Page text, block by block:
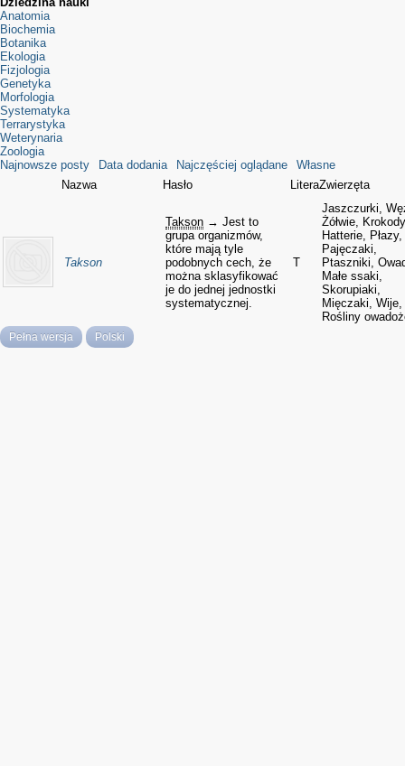
Anatomia
Biochemia
Botanika
Ekologia
Fizjologia
Genetyka
Morfologia
Systematyka
Terrarystyka
Weterynaria
Zoologia
Najnowsze posty
Data dodania Najczęściej oglądane
Własne
Nazwa
Hasło LiteraZwierzęta
Takson
Takson → Jest to
grupa organizmów,
które mają tyle
podobnych cech, że
można sklasyfikować
je do jednej jednostki
systematycznej.
T
Jaszczurki,
Żółwie,
Hatterie, Płazy,
Pajęczaki,
Ptaszniki,
Małe ssaki,
Skorupiaki,
Mięczaki, Wije,
Rośliny
Pełna wersja Polski